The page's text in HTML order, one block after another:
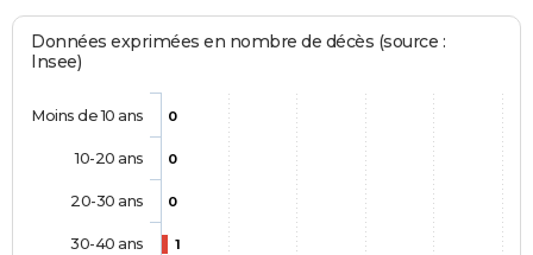
Données exprimées en nombre de décès (source :
Insee)
0
0
0
1
Moins de 10 ans
10-20 ans
20-30 ans
30-40 ans